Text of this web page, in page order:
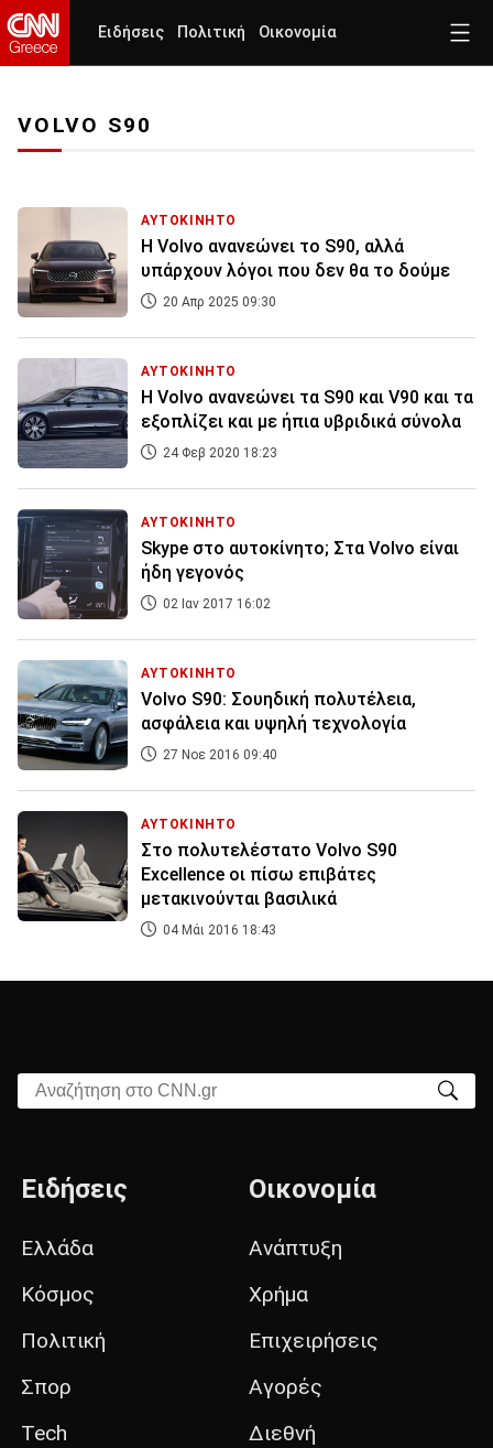
Ειδήσεις Πολιτική Οικονομία
VOLVO S90
ΑΥΤΟΚΙΝΗΤΟ
Η Volvo ανανεώνει το S90, αλλά
υπάρχουν λόγοι που δεν θα το δούμε
20 Απρ 2025 09:30
ΑΥΤΟΚΙΝΗΤΟ
Η Volvo ανανεώνει τα S90 και V90 και τα
εξοπλίζει και με ήπια υβριδικά σύνολα
24 Φεβ 2020 18:23
ΑΥΤΟΚΙΝΗΤΟ
Skype στο αυτοκίνητο; Στα Volvo είναι
ήδη γεγονός
02 Ιαν 2017 16:02
ΑΥΤΟΚΙΝΗΤΟ
Volvo S90: Σουηδική πολυτέλεια,
ασφάλεια και υψηλή τεχνολογία
27 Νοε 2016 09:40
ΑΥΤΟΚΙΝΗΤΟ
Στο πολυτελέστατο Volvo S90
Excellence οι πίσω επιβάτες
μετακινούνται βασιλικά
04 Μάι 2016 18:43
Αναζήτηση στο CNN.gr
Ειδήσεις
Ελλάδα
Κόσμος
Πολιτική
Σπορ
Tech
Οικονομία
Ανάπτυξη
Χρήμα
Επιχειρήσεις
Αγορές
Διεθνή